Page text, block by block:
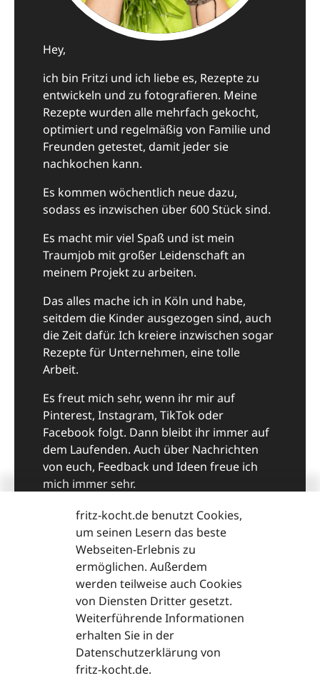
Hey,
ich bin Fritzi und ich liebe es, Rezepte zu
entwickeln und zu fotografieren. Meine
Rezepte wurden alle mehrfach gekocht,
optimiert und regelmäßig von Familie und
Freunden getestet, damit jeder sie
nachkochen kann.
Es kommen wöchentlich neue dazu,
sodass es inzwischen über 600 Stück sind.
Es macht mir viel Spaß und ist mein
Traumjob mit großer Leidenschaft an
meinem Projekt zu arbeiten.
Das alles mache ich in Köln und habe,
seitdem die Kinder ausgezogen sind, auch
die Zeit dafür. Ich kreiere inzwischen sogar
Rezepte für Unternehmen, eine tolle
Arbeit.
Es freut mich sehr, wenn ihr mir auf
Pinterest, Instagram, TikTok oder
Facebook folgt. Dann bleibt ihr immer auf
dem Laufenden. Auch über Nachrichten
von euch, Feedback und Ideen freue ich
mich immer sehr.
Viel Spaß beim Kochen und guten Appetit,
eure Fritzi
fritzi@fritz-kocht.de
fritz-kocht.de benutzt Cookies,
um seinen Lesern das beste
Webseiten-Erlebnis zu
ermöglichen. Außerdem
werden teilweise auch Cookies
von Diensten Dritter gesetzt.
Weiterführende Informationen
erhalten Sie in der
Datenschutzerklärung von
fritz-kocht.de.